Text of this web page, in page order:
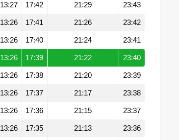
13:27 17:42 21:29 23:43
13:26 17:41 21:26 23:42
13:26 17:40 21:24 23:41
13:26 17:39 21:22 23:40
13:26 17:38 21:20 23:39
13:26 17:37 21:17 23:38
13:26 17:36 21:15 23:37
13:26 17:35 21:13 23:36